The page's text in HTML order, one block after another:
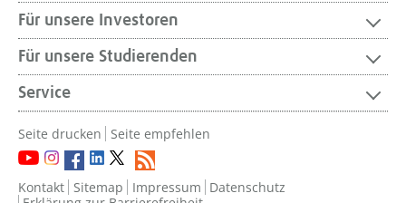
Für unsere Investoren
Für unsere Studierenden
Service
Seite drucken Seite empfehlen
Kontakt Sitemap Impressum Datenschutz